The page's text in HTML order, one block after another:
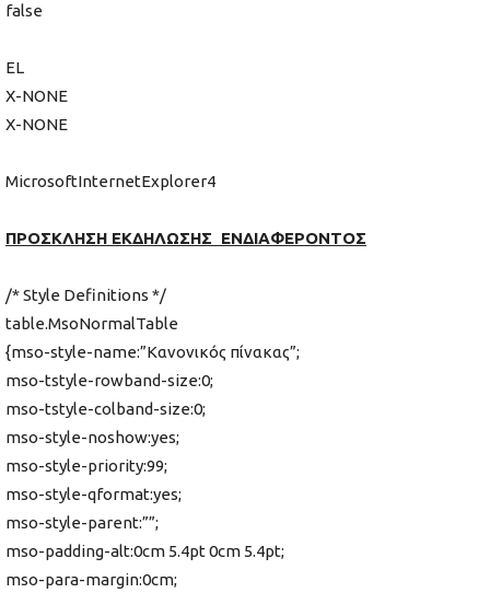
false
EL
X-NONE
X-NONE
MicrosoftInternetExplorer4
ΠΡΟΣΚΛΗΣΗ ΕΚΔΗΛΩΣΗΣ ΕΝΔΙΑΦΕΡΟΝΤΟΣ
/* Style Definitions */
table.MsoNormalTable
{mso-style-name:”Κανονικός πίνακας”;
mso-tstyle-rowband-size:0;
mso-tstyle-colband-size:0;
mso-style-noshow:yes;
mso-style-priority:99;
mso-style-qformat:yes;
mso-style-parent:””;
mso-padding-alt:0cm 5.4pt 0cm 5.4pt;
mso-para-margin:0cm;